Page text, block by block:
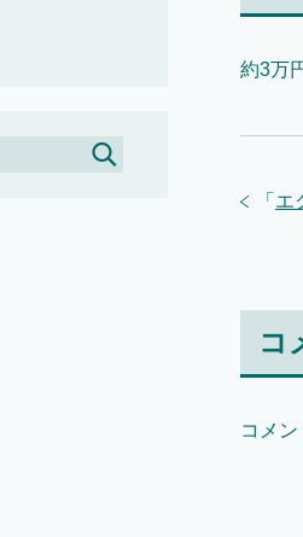
約3万
「 エ
コ
コメ